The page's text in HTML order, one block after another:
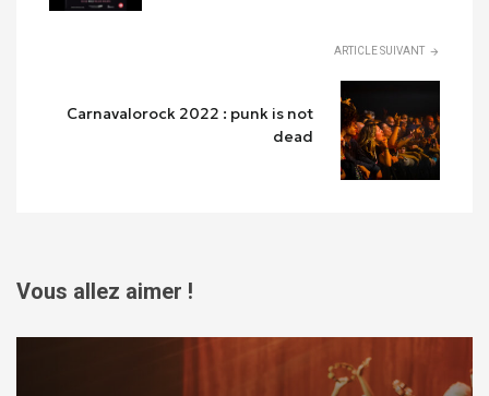
ARTICLE SUIVANT
Carnavalorock 2022 : punk is not
dead
Vous allez aimer !